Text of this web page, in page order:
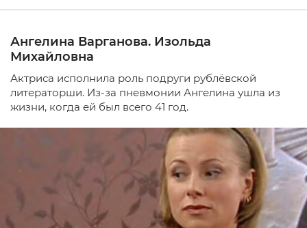
Ангелина Варганова. Изольда
Михайловна
Актриса исполнила роль подруги рублёвской
литераторши. Из-за пневмонии Ангелина ушла из
жизни, когда ей был всего 41 год.